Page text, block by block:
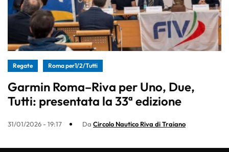
Regate Roma per1/2/Tutti
Garmin Roma–Riva per Uno, Due,
Tutti: presentata la 33ª edizione
31/01/2026 - 19:17 Da Circolo Nautico Riva di Traiano